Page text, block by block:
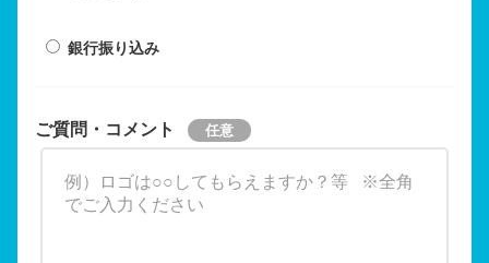
銀行振り込み
ご質問・コメント